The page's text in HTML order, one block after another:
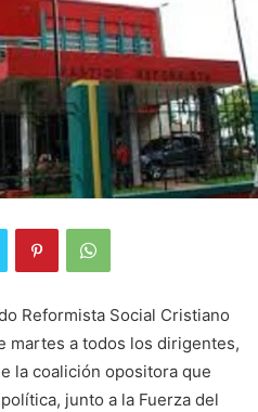
Reformista Social Cristiano
martes a todos los dirigentes,
la coalición opositora que
junto a la Fuerza del